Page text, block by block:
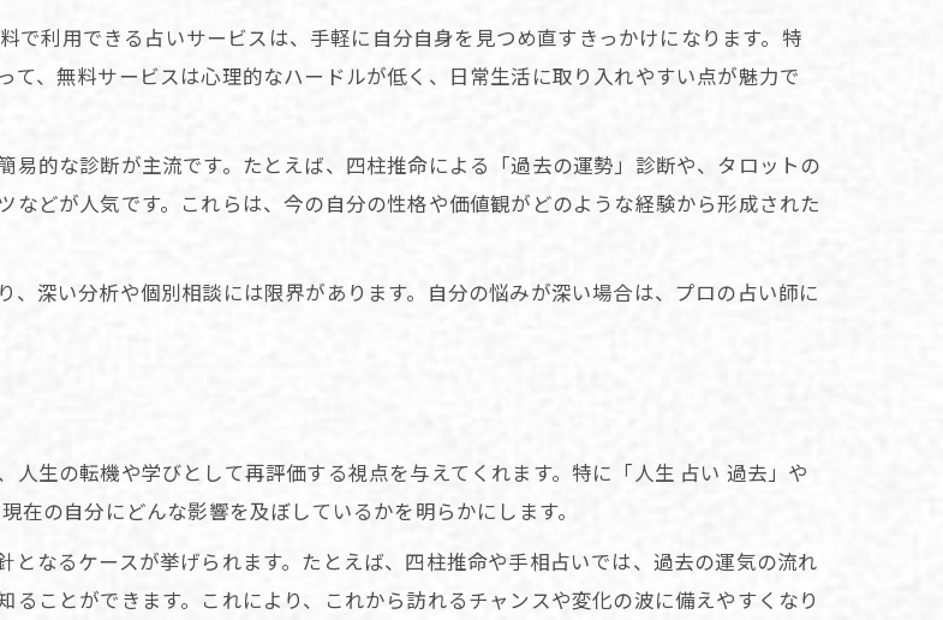
現在未来占いで転機を見極める方法
の出来事占いで行動指針を得る方法
で利用できる占いサービスは、手軽に自分自身を見つめ直すきっかけになります。特
、無料サービスは心理的なハードルが低く、日常生活に取り入れやすい点が魅力で
的な診断が主流です。たとえば、四柱推命による「過去の運勢」診断や、タロットの
どが人気です。これらは、今の自分の性格や価値観がどのような経験から形成された
深い分析や個別相談には限界があります。自分の悩みが深い場合は、プロの占い師に
生の転機や学びとして再評価する視点を与えてくれます。特に「人生 占い 過去」や
在の自分にどんな影響を及ぼしているかを明らかにします。
なるケースが挙げられます。たとえば、四柱推命や手相占いでは、過去の運気の流れ
ことができます。これにより、これから訪れるチャンスや変化の波に備えやすくなり